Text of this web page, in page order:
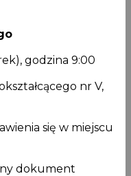
godzina 9:00
nr V,
się w miejscu
dokument